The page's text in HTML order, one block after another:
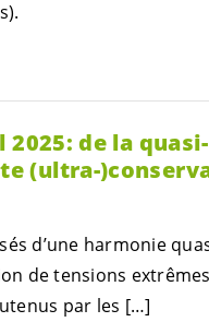
2025: de la
(ultra-
d’une harmonie
de tensions
par les […]